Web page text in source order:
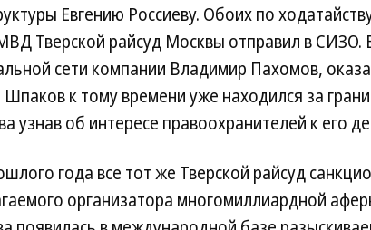
Евгению Россиеву. Обоих по
Тверской райсуд Москвы отправил в СИЗО.
сети компании Владимир Пахомов,
к тому времени уже находился за
узнав об интересе правоохранителей к его
года все тот же Тверской райсуд
организатора многомиллиардной